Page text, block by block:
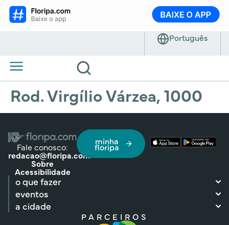
Rod. Virgílio Várzea, 1000
Fale conosco:
redacao@floripa.com
Sobre
Acessibilidade
minha
floripa
o que fazer
eventos
a cidade
PARCEIROS